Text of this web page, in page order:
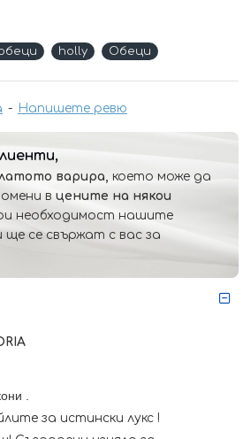
- Напишете ревю
holly Обеци
варира, което може да
в цените на някои
необходимост нашите
ще се свържат с вас за
за истински лукс !